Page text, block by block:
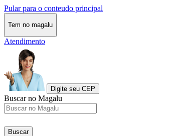
Pular para o conteudo principal
Tem no magalu
Atendimento
Digite seu CEP
Buscar no Magalu
Buscar